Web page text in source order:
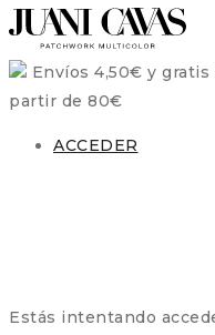
Envíos 4,50€ y gratis
partir de 80€
ACCEDER
Estás intentando